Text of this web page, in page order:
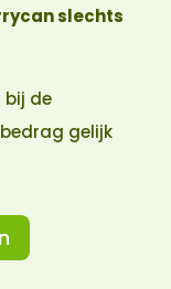
slechts
bij de
gelijk